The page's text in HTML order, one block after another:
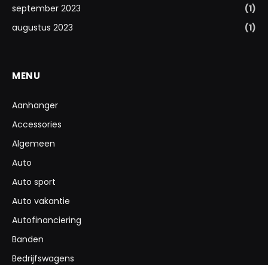
september 2023
(1)
augustus 2023
(1)
MENU
Aanhanger
Accessories
Algemeen
Auto
Auto sport
Auto vakantie
Autofinanciering
Banden
Bedrijfswagens